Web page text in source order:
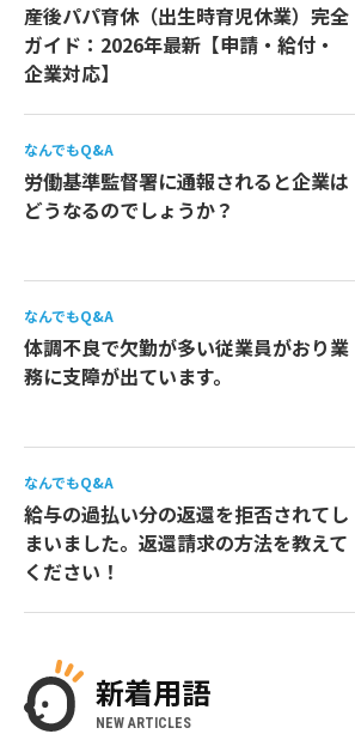
産後パパ育休（出生時育児休業）完全
ガイド：2026年最新【申請・給付・
企業対応】
なんでもQ&A
労働基準監督署に通報されると企業は
どうなるのでしょうか？
なんでもQ&A
体調不良で欠勤が多い従業員がおり業
務に支障が出ています。
なんでもQ&A
給与の過払い分の返還を拒否されてし
まいました。返還請求の方法を教えて
ください！
新着用語
NEW ARTICLES